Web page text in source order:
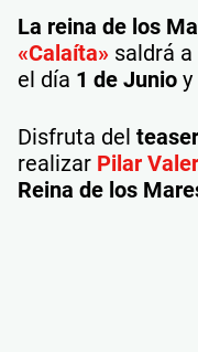
La reina de los
«Calaíta» saldrá
el día 1 de Junio y
Disfruta del
realizar Pilar
Reina de los